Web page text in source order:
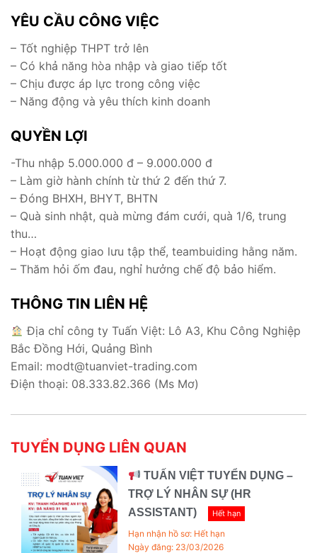
YÊU CẦU CÔNG VIỆC
– Tốt nghiệp THPT trở lên
– Có khả năng hòa nhập và giao tiếp tốt
– Chịu được áp lực trong công việc
– Năng động và yêu thích kinh doanh
QUYỀN LỢI
-Thu nhập 5.000.000 đ – 9.000.000 đ
– Làm giờ hành chính từ thứ 2 đến thứ 7.
– Đóng BHXH, BHYT, BHTN
– Quà sinh nhật, quà mừng đám cưới, quà 1/6, trung
thu…
– Hoạt động giao lưu tập thể, teambuiding hằng năm.
– Thăm hỏi ốm đau, nghỉ hưởng chế độ bảo hiểm.
THÔNG TIN LIÊN HỆ
Địa chỉ công ty Tuấn Việt: Lô A3, Khu Công Nghiệp
Bắc Đồng Hới, Quảng Bình
Email: modt@tuanviet-trading.com
Điện thoại: 08.333.82.366 (Ms Mơ)
TUYỂN DỤNG LIÊN QUAN
TUẤN VIỆT TUYỂN DỤNG –
TRỢ LÝ NHÂN SỰ (HR
ASSISTANT)
Hết hạn
Hạn nhận hồ sơ: Hết hạn
Ngày đăng: 23/03/2026